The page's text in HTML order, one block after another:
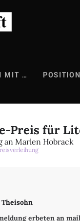
MIT …
Preis für
an Marlen Hobrack
erbeten an